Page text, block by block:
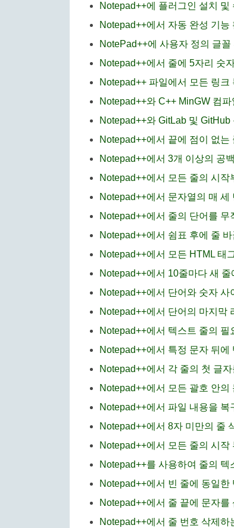
Notepad++에 플러그인 설치 및
Notepad++에서 자동 완성 기능
NotePad++에 사용자 정의 글꼴
Notepad++에서 줄에 5자리 숫
Notepad++ 파일에서 모든 링크
Notepad++와 C++ MinGW 컴
Notepad++와 GitLab 및 GitHub
Notepad++에서 끝에 점이 없는
Notepad++에서 3개 이상의 공
Notepad++에서 모든 줄의 시작
Notepad++에서 문자열의 매
Notepad++에서 줄의 단어를 무
Notepad++에서 쉼표 후에 줄
Notepad++에서 모든 HTML 태
Notepad++에서 10줄마다 새
Notepad++에서 단어와 숫자 사
Notepad++에서 단어의 마지막
Notepad++에서 텍스트 줄의 필
Notepad++에서 특정 문자 뒤에
Notepad++에서 각 줄의 첫 글
Notepad++에서 모든 괄호 안
Notepad++에서 파일 내용을 복
Notepad++에서 8자 미만의 줄
Notepad++에서 모든 줄의 시작
Notepad++를 사용하여 줄의 텍
Notepad++에서 빈 줄에 동일한
Notepad++에서 줄 끝에 문자를
Notepad++에서 줄 번호 삭제하